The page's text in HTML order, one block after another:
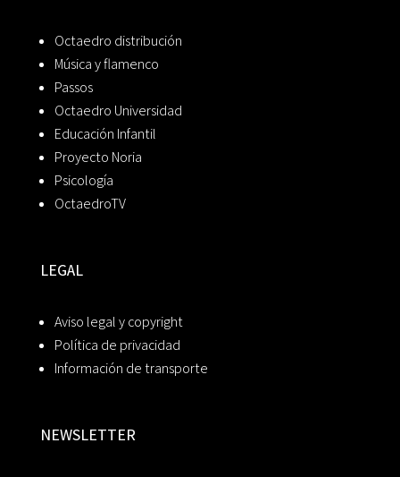
Octaedro distribución
Música y flamenco
Passos
Octaedro Universidad
Educación Infantil
Proyecto Noria
Psicología
OctaedroTV
LEGAL
Aviso legal y copyright
Política de privacidad
Información de transporte
NEWSLETTER